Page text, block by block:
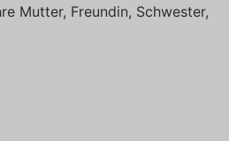
Mutter, Freundin, Schwester,